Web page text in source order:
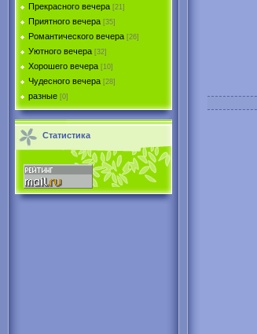
Прекрасного вечера [21]
Приятного вечера [35]
Романтического вечера [26]
Уютного вечера [32]
Хорошего вечера [10]
Чудесного вечера [28]
разные [0]
Статистика